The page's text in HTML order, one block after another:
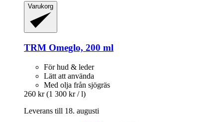
Varukorg
TRM Omeglo, 200 ml
För hud & leder
Lätt att använda
Med olja från sjögräs
260 kr (1 300 kr / l)
Leverans till 18. augusti